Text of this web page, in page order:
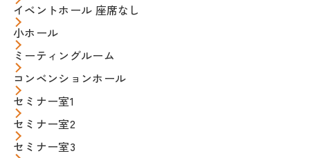
イベントホール 座席なし
小ホール
ミーティングルーム
コンベンションホール
セミナー室1
セミナー室2
セミナー室3